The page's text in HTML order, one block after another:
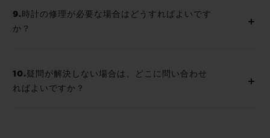
9.時計の修理が必要な場合はどうすればよいです
か？
10.疑問が解決しない場合は、どこに問い合わせ
ればよいですか？